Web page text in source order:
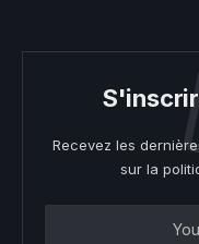
Recevez les
sur la